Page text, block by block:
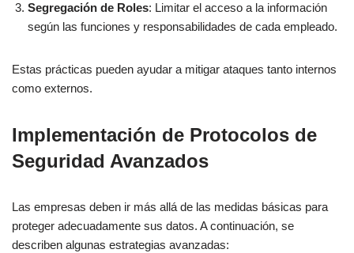
Segregación de Roles: Limitar el acceso a la información
según las funciones y responsabilidades de cada empleado.
Estas prácticas pueden ayudar a mitigar ataques tanto internos
como externos.
Implementación de Protocolos de
Seguridad Avanzados
Las empresas deben ir más allá de las medidas básicas para
proteger adecuadamente sus datos. A continuación, se
describen algunas estrategias avanzadas: